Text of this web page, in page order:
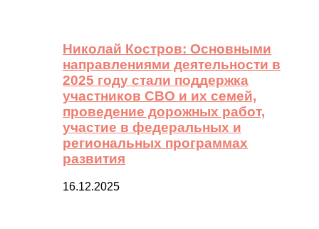
Николай Костров: Основными
направлениями деятельности в
2025 году стали поддержка
участников СВО и их семей,
проведение дорожных работ,
участие в федеральных и
региональных программах
развития
16.12.2025